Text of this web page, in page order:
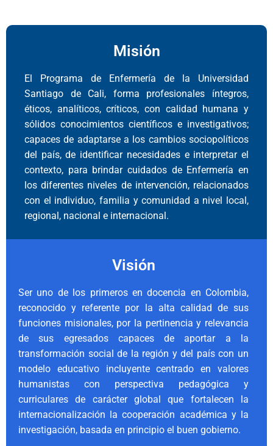
Misión
El Programa de Enfermería de la Universidad
Santiago de Cali, forma profesionales íntegros,
éticos, analíticos, críticos, con calidad humana y
sólidos conocimientos científicos e investigativos;
capaces de adaptarse a los cambios sociopolíticos
del país, de identificar necesidades e interpretar el
contexto, para brindar cuidados de Enfermería en
los diferentes niveles de intervención, relacionados
con el individuo, familia y comunidad a nivel local,
regional, nacional e internacional.
Visión
Ser uno de los primeros en docencia en Colombia,
reconocido y referente por la alta calidad de sus
funciones misionales, por la pertinencia y relevancia
de sus egresados capaces de aportar a la
transformación social de la región y del país con un
modelo educativo incluyente centrado en valores
humanistas con perspectiva pedagógica y
curriculares de carácter global que fortalecen la
internacionalización la cooperación académica y la
investigación, basada en principio el buen gobierno.